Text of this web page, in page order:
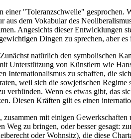
"Toleranzschwelle"
aus dem Vokabular des
Angesichts dieser
Dingen zu sprechen, aber
natürlich den symbolischen
Unterstützung von Künstlern wie
Internationalismus zu schaffen, die
weil sich die sowjetischen
verbünden. Wenn es etwas gibt,
Diesen Kräften gilt es einen
mit einigen
zu bringen, oder besser gesagt:
oder Wohnsitz), die diese